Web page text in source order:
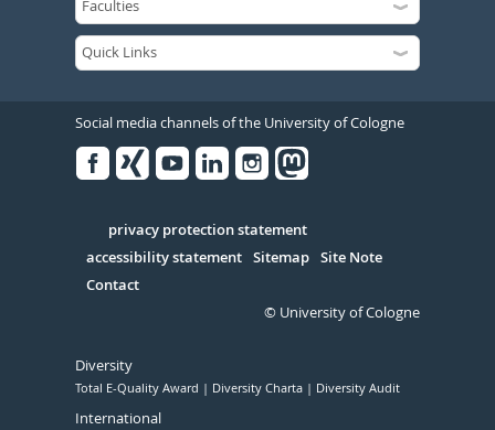
Social media channels of the University of Cologne
Serivce
privacy protection statement
accessibility statement Sitemap Site Note
Contact
© University of Cologne
Diversity
Total E-Quality Award Diversity Charta Diversity Audit
International